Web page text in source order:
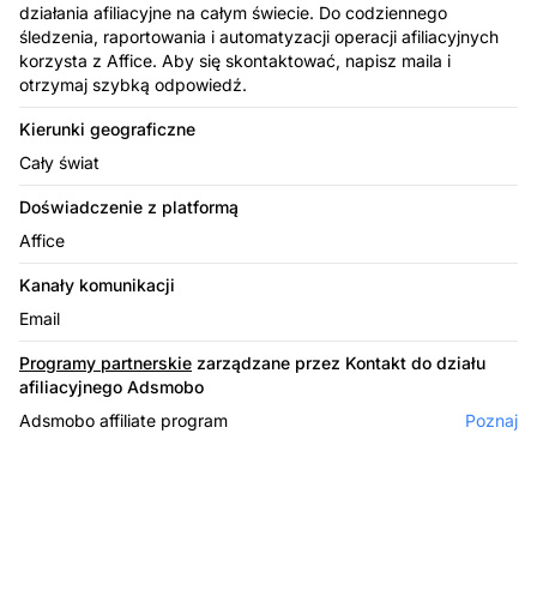
działania afiliacyjne na całym świecie. Do codziennego
śledzenia, raportowania i automatyzacji operacji afiliacyjnych
korzysta z Affice. Aby się skontaktować, napisz maila i
otrzymaj szybką odpowiedź.
Kierunki geograficzne
Cały świat
Doświadczenie z platformą
Affice
Kanały komunikacji
Email
Programy partnerskie zarządzane przez Kontakt do działu
afiliacyjnego Adsmobo
Adsmobo affiliate program
Poznaj